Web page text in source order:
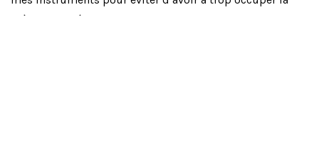
scène, et, en étant chanteuse pour